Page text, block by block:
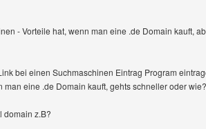
- Vorteile hat, wenn man eine .de Domain kauft,
bei einen Suchmaschinen Eintrag Program
eine .de Domain kauft, gehts schneller oder wie?
domain z.B?